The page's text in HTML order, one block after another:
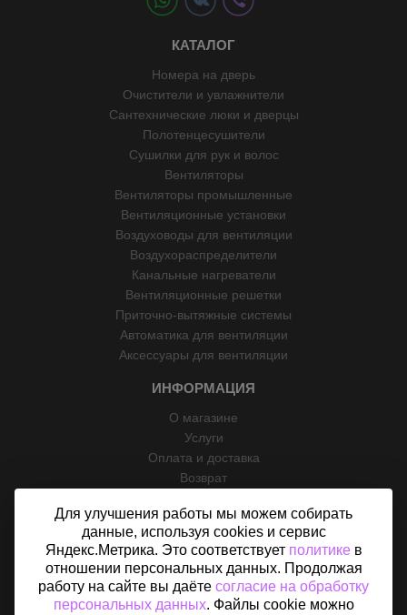
КАТАЛОГ
Номера на дверь
Очистители и увлажнители
Сантехнические люки и дверцы
Полотенцесушители
Сушилки для рук и волос
Вентиляторы
Вентиляторы промышленные
Вентиляционные установки
Воздуховоды для вентиляции
Воздухораспределители
Канальные нагреватели
Вентиляционные решетки
Приточно-вытяжные системы
Автоматика для вентиляции
Аксессуары для вентиляции
ИНФОРМАЦИЯ
О магазине
Услуги
Оплата и доставка
Возврат
Контакты
Политика конфиденциальности
Согласие на обработку персональных данных
Карта сайта
Для улучшения работы мы можем собирать
данные, используя cookies и сервис
Яндекс.Метрика. Это соответствует политикев
отношении персональных данных. Продолжая
работу на сайте вы даёте согласие на обработку
персональных данных. Файлы cookie можно